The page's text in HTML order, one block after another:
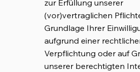
zur Erfüllung unserer
(vor)vertraglichen
Grundlage Ihrer
aufgrund einer
Verpflichtung oder auf
unserer berechtigten